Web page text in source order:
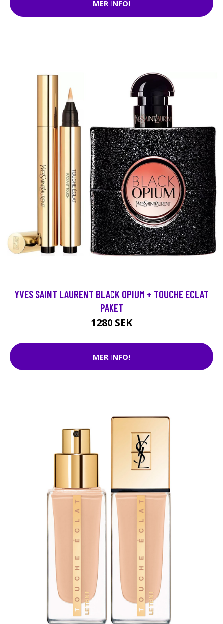
MER INFO!
YVES SAINT LAURENT BLACK OPIUM + TOUCHE ECLAT
PAKET
1280 SEK
MER INFO!